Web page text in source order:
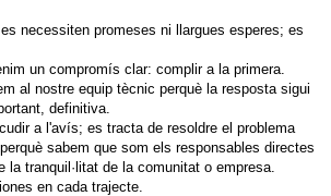
necessiten promeses ni llargues esperes; es
un compromís clar: complir a la primera.
al nostre equip tècnic perquè la resposta sigui
definitiva.
a l'avís; es tracta de resoldre el problema
sabem que som els responsables directes
la tranquil·litat de la comunitat o empresa.
en cada trajecte.